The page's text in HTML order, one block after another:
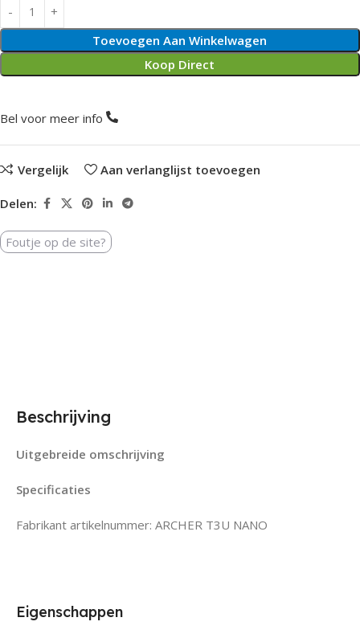
Toevoegen Aan Winkelwagen
Koop Direct
Bel voor meer info
Vergelijk Aan verlanglijst toevoegen
Delen:
Foutje op de site?
Beschrijving
Uitgebreide omschrijving
Specificaties
Fabrikant artikelnummer: ARCHER T3U NANO
Eigenschappen